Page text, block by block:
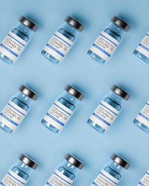
Mordue par un
barracuda, une petite fille
secourue grâce à un
réflexe essentiel
Légionellose en Suisse :
quelle est l’origine de la
Allergies alimentaires :
une nouvelle arme contre
les réactions sévères